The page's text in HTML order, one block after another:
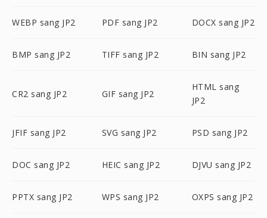
WEBP sang JP2 PDF sang JP2 DOCX sang JP2
BMP sang JP2 TIFF sang JP2 BIN sang JP2
CR2 sang JP2 GIF sang JP2
HTML sang
JP2
JFIF sang JP2 SVG sang JP2 PSD sang JP2
DOC sang JP2 HEIC sang JP2 DJVU sang JP2
PPTX sang JP2 WPS sang JP2 OXPS sang JP2